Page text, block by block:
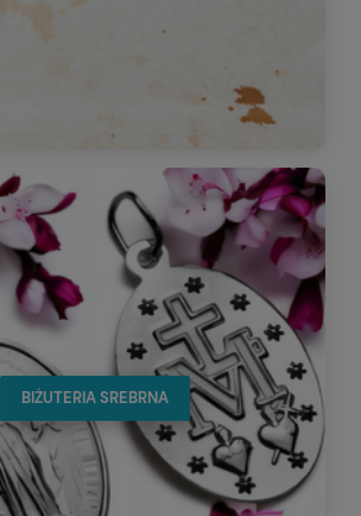
BIŻUTERIA SREBRNA